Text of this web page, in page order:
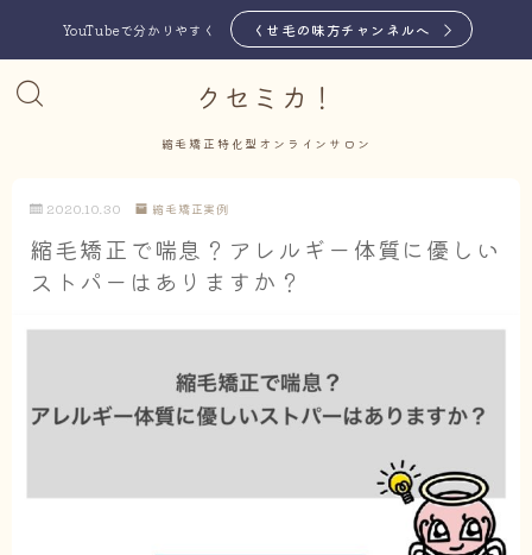
YouTubeで分かりやすく くせ毛の味方チャンネルへ
クセミカ！
縮毛矯正特化型オンラインサロン
2020.10.30 縮毛矯正実例
縮毛矯正で喘息？アレルギー体質に優しい
ストパーはありますか？